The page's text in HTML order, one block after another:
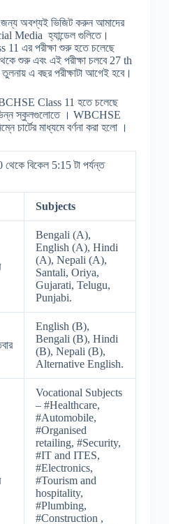
অবশ্যই ভিজিট করুন আমাদের
Media হ্যান্ডেল গুলিতে।
11 এর পরীক্ষা শুরু হতে চলেছে
শুরু এবং এই পরীক্ষা চলবে 27 th
এ বছর পরীক্ষাটা আগেই হবে।
Class 11 হতে চলেছে
স্কুলগুলোতে । WBCHSE
মাধ্যমে বর্ণনা করা হলো ।
বিকেল 5:15 টা পর্যন্ত
Subjects
Bengali (A),
English (A), Hindi
(A), Nepali (A),
Santali, Oriya,
Gujarati, Telugu,
Punjabi.
English (B),
Bengali (B), Hindi
(B), Nepali (B),
Alternative English.
Vocational Subjects
– #Healthcare,
#Automobile,
#Organised
retailing, #Security,
#IT and ITES,
#Electronics,
#Tourism and
hospitality,
#Plumbing,
#Construction ,